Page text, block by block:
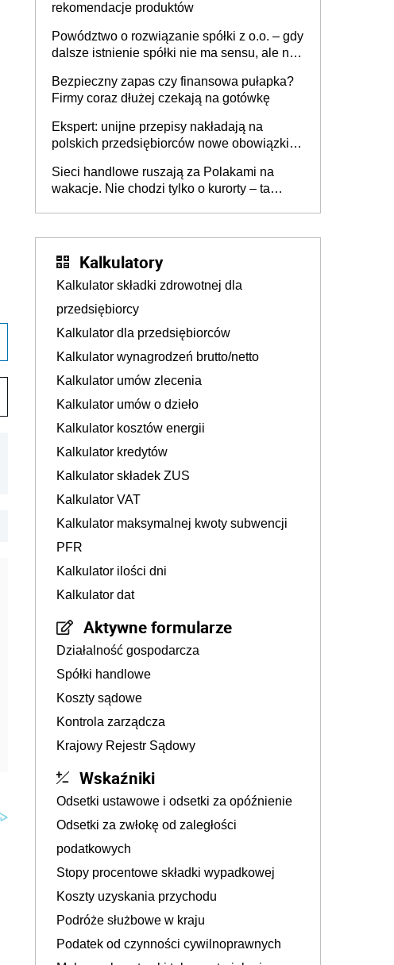
rekomendacje produktów
Powództwo o rozwiązanie spółki z o.o. – gdy
dalsze istnienie spółki nie ma sensu, ale nie
Bezpieczny zapas czy finansowa pułapka?
Firmy coraz dłużej czekają na gotówkę
Ekspert: unijne przepisy nakładają na
polskich przedsiębiorców nowe obowiązki w
Sieci handlowe ruszają za Polakami na
wakacje. Nie chodzi tylko o kurorty – ta
Kalkulatory
Kalkulator składki zdrowotnej dla
przedsiębiorcy
Kalkulator dla przedsiębiorców
Kalkulator wynagrodzeń brutto/netto
Kalkulator umów zlecenia
Kalkulator umów o dzieło
Kalkulator kosztów energii
Kalkulator kredytów
Kalkulator składek ZUS
Kalkulator VAT
Kalkulator maksymalnej kwoty subwencji
PFR
Kalkulator ilości dni
Kalkulator dat
Aktywne formularze
Działalność gospodarcza
Spółki handlowe
Koszty sądowe
Kontrola zarządcza
Krajowy Rejestr Sądowy
Wskaźniki
Odsetki ustawowe i odsetki za opóźnienie
Odsetki za zwłokę od zaległości
podatkowych
Stopy procentowe składki wypadkowej
Koszty uzyskania przychodu
Podróże służbowe w kraju
Podatek od czynności cywilnoprawnych